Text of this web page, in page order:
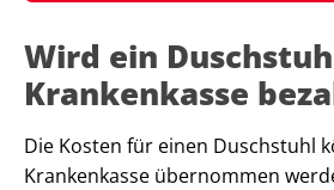
Wird ein
Krankenkasse
Die Kosten für einen Duschstuhl
Krankenkasse übernommen